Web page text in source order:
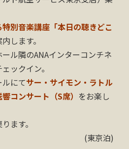
特別音楽講座「本日の聴きどこ
します。
ル隣のANAインターコンチネ
ックイン。
にてサー・サイモン・ラトル
コンサート（S席） をお楽し
ます。
(東京泊)